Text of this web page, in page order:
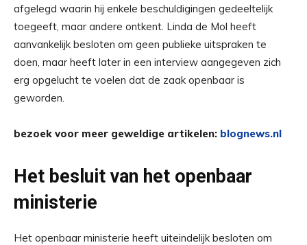
afgelegd waarin hij enkele beschuldigingen gedeeltelijk
toegeeft, maar andere ontkent. Linda de Mol heeft
aanvankelijk besloten om geen publieke uitspraken te
doen, maar heeft later in een interview aangegeven zich
erg opgelucht te voelen dat de zaak openbaar is
geworden.
bezoek voor meer geweldige artikelen: blognews.nl
Het besluit van het openbaar
ministerie
Het openbaar ministerie heeft uiteindelijk besloten om